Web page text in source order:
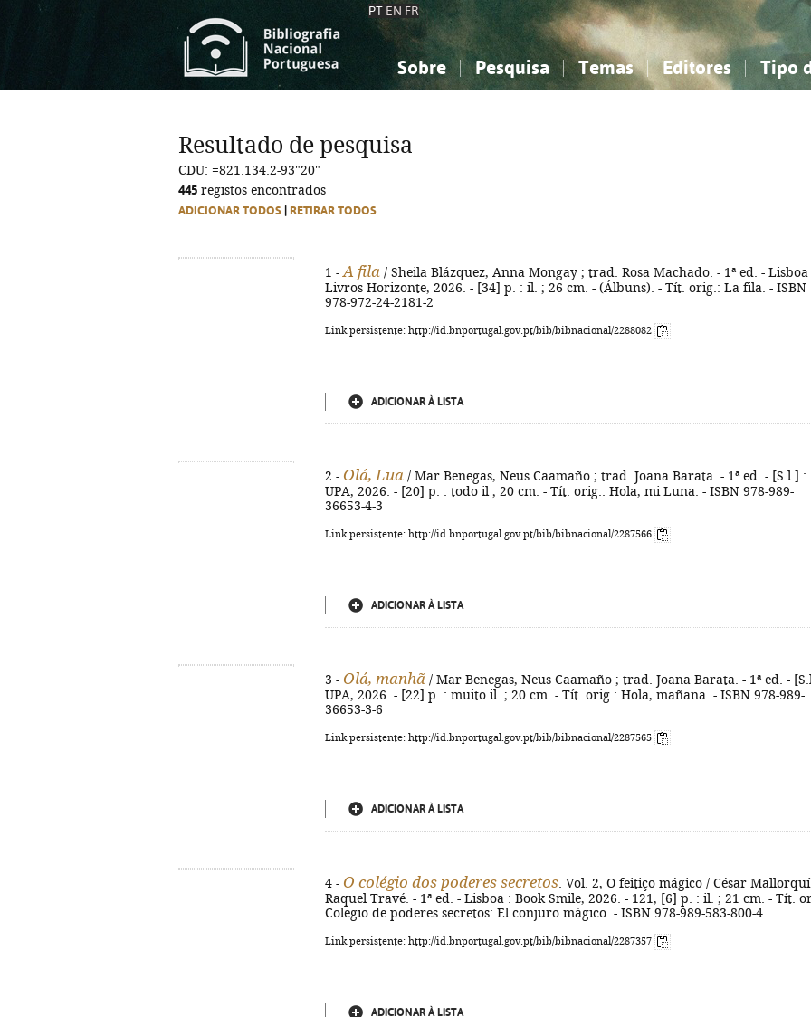
PT EN FR
Sobre Pesquisa Temas
Ciências sociais...
Editores Tipo
Ciências sociais...
Resultado de pesquisa
CDU: =821.134.2-93"20"
445 registos encontrados
ADICIONAR TODOS RETIRAR TODOS
1 - A fila / Sheila Blázquez, Anna Mongay ; trad. Rosa Machado. - 1ª ed. - Lisboa
Livros Horizonte, 2026. - [34] p. : il. ; 26 cm. - (Álbuns). - Tít. orig.: La fila. - ISBN
978-972-24-2181-2
Link persistente: http://id.bnportugal.gov.pt/bib/bibnacional/2288082
ADICIONAR À LISTA
2 - Olá, Lua / Mar Benegas, Neus Caamaño ; trad. Joana Barata. - 1ª ed. - [S.l.] :
UPA, 2026. - [20] p. : todo il ; 20 cm. - Tít. orig.: Hola, mi Luna. - ISBN 978-989-
36653-4-3
Link persistente: http://id.bnportugal.gov.pt/bib/bibnacional/2287566
ADICIONAR À LISTA
3 - Olá, manhã / Mar Benegas, Neus Caamaño ; trad. Joana Barata. - 1ª ed. -
UPA, 2026. - [22] p. : muito il. ; 20 cm. - Tít. orig.: Hola, mañana. - ISBN 978-989-
36653-3-6
Link persistente: http://id.bnportugal.gov.pt/bib/bibnacional/2287565
ADICIONAR À LISTA
4 - O colégio dos poderes secretos . Vol. 2, O feitiço mágico / César Mallorquí
Raquel Travé. - 1ª ed. - Lisboa : Book Smile, 2026. - 121, [6] p. : il. ; 21 cm. - Tít.
Colegio de poderes secretos: El conjuro mágico. - ISBN 978-989-583-800-4
Link persistente: http://id.bnportugal.gov.pt/bib/bibnacional/2287357
ADICIONAR À LISTA